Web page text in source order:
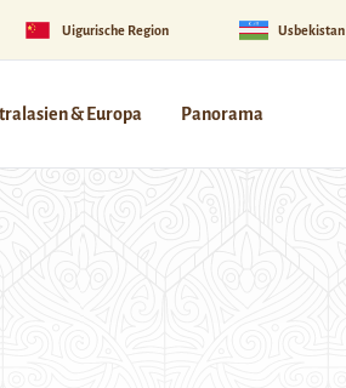
Uigurische Region Usbekistan
& Europa Panorama